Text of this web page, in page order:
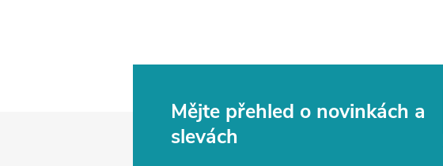
Mějte přehled o novinkách a
slevách